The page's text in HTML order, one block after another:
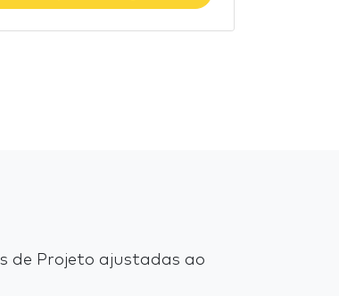
de Projeto ajustadas ao